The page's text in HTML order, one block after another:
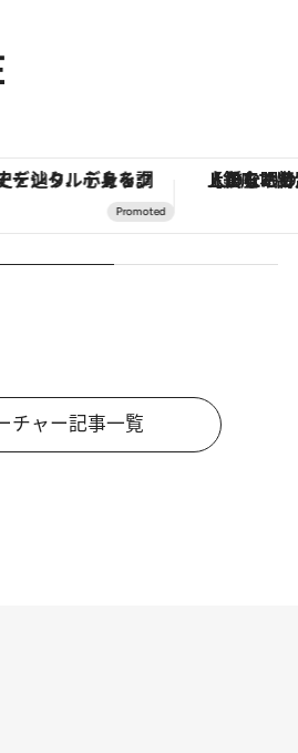
「星のや富士」でデジタルデトックス。冨士信仰の歴史を辿り、心身を調える。 【銀座で出合う最旬美容】美髪ケアや上質
チャー記事一覧